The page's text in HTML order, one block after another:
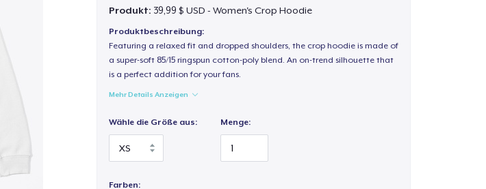
Produkt: 39,99 $ USD - Women's Crop Hoodie
Produktbeschreibung:
Featuring a relaxed fit and dropped shoulders, the crop hoodie is made of
a super-soft 85/15 ringspun cotton-poly blend. An on-trend silhouette that
is a perfect addition for your fans.
Mehr Details Anzeigen
Wähle die Größe aus: Menge:
Farben: